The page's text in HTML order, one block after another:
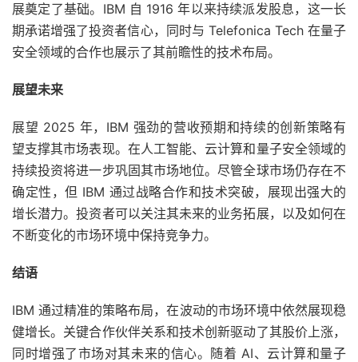
展奠定了基础。IBM 自 1916 年以来持续派发股息，这一长
期承诺增强了投资者信心，同时与 Telefonica Tech 在量子
安全领域的合作也展示了其前瞻性的技术布局。
展望未来
展望 2025 年，IBM 强劲的营收预期和持续的创新策略有
望支撑其市场表现。在人工智能、云计算和量子安全领域的
持续投资将进一步巩固其市场地位。尽管全球市场仍存在不
确定性，但 IBM 通过战略合作和技术突破，展现出强大的
增长潜力。投资者可以关注其未来的业务拓展，以及如何在
不断变化的市场环境中保持竞争力。
结语
IBM 通过精准的策略布局，在波动的市场环境中依然展现稳
健增长。关键合作伙伴关系和技术创新驱动了其股价上涨，
同时增强了市场对其未来的信心。随着 AI、云计算和量子